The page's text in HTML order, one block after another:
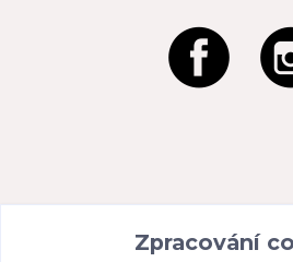
Zpracování